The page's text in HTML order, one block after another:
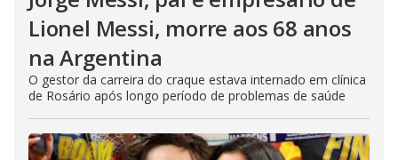
Lionel Messi, morre aos 68 anos
na Argentina
O gestor da carreira do craque estava internado em clínica
de Rosário após longo período de problemas de saúde